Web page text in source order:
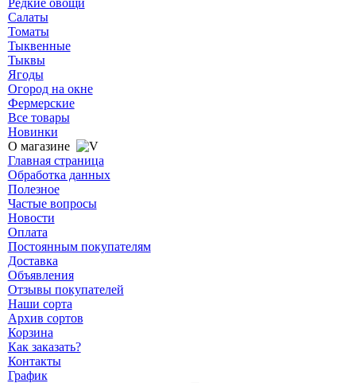
Редкие овощи
Салаты
Томаты
Тыквенные
Тыквы
Ягоды
Огород на окне
Фермерские
Все товары
Новинки
О магазине
Главная страница
Обработка данных
Полезное
Частые вопросы
Новости
Оплата
Постоянным покупателям
Доставка
Объявления
Отзывы покупателей
Наши сорта
Архив сортов
Корзина
Как заказать?
Контакты
График